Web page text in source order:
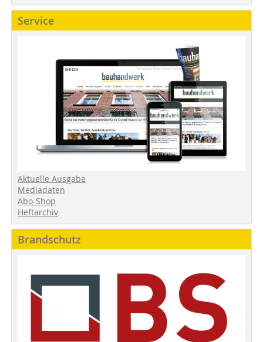
Service
Aktuelle Ausgabe
Mediadaten
Abo-Shop
Heftarchiv
Brandschutz